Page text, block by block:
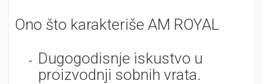
Ono što karakteriše AM ROYAL
Dugogodisnje iskustvo u
proizvodnji sobnih vrata.